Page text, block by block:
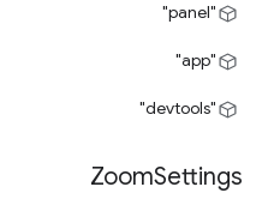
"panel"
"app"
"devtools"
ZoomSettings